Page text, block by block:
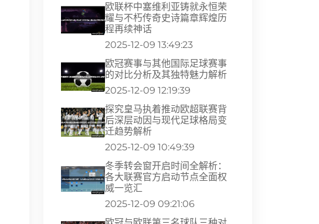
欧联杯中塞维利亚铸就永恒荣
耀与不朽传奇史诗篇章辉煌历
程再续神话
2025-12-09 13:49:23
欧冠赛事与其他国际足球赛事
的对比分析及其独特魅力解析
2025-12-09 12:19:39
探究皇马执着推动欧超联赛背
后深层动因与现代足球格局变
迁趋势解析
2025-12-09 10:49:39
冬季转会窗开启时间全解析：
各大联赛官方启动节点全面权
威一览汇
2025-12-09 09:21:06